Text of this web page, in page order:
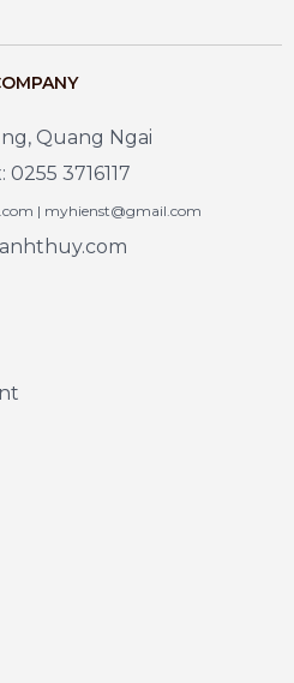
Quang Ngai
3716117
| myhienst@gmail.com